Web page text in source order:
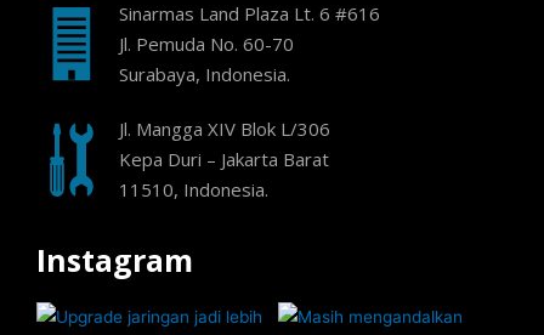
Sinarmas Land Plaza Lt. 6 #616
Jl. Pemuda No. 60-70
Surabaya, Indonesia.
Jl. Mangga XIV Blok L/306
Kepa Duri – Jakarta Barat
11510, Indonesia.
Instagram